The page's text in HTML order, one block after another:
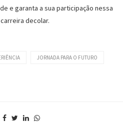
e garanta a sua participação nessa
decolar.
JORNADA PARA O FUTURO